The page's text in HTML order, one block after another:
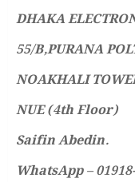
DHAKA
55/B,PURANA
NOAKHALI
NUE (4th Floor)
Saifin Abedin.
WhatsApp –